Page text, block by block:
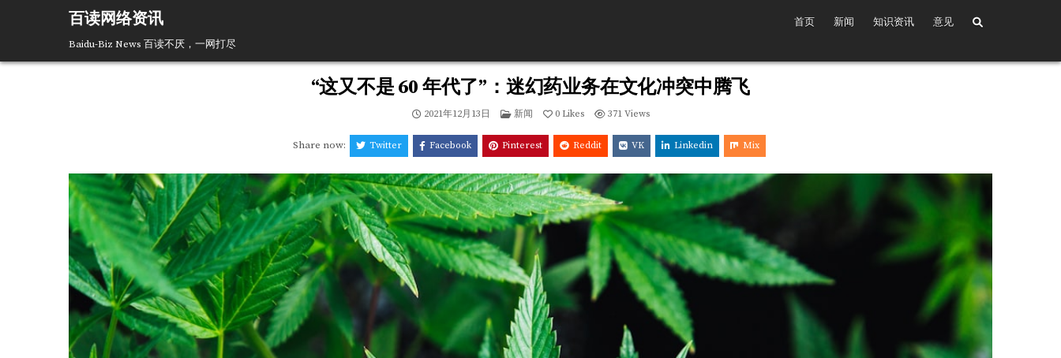
百读网络资讯
Baidu-Biz News 百读不厌，一网打尽
首页 新闻 知识资讯 意见
“这又不是 60 年代了”：迷幻药业务在文化冲突中腾飞
2021年12月13日
Posted
新闻 0Likes 371Views
Share now: Twitter Facebook Pinterest Reddit VK Linkedin Mix